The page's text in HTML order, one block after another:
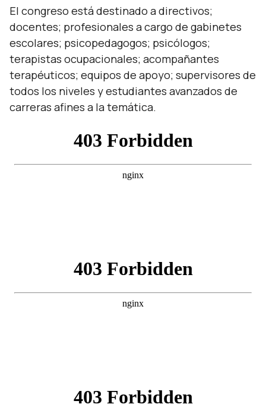
El congreso está destinado a directivos;
docentes; profesionales a cargo de gabinetes
escolares; psicopedagogos; psicólogos;
terapistas ocupacionales; acompañantes
terapéuticos; equipos de apoyo; supervisores de
todos los niveles y estudiantes avanzados de
carreras afines a la temática.